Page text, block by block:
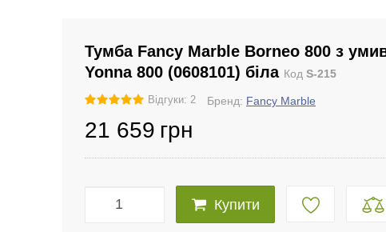
Тумба Fancy Marble Borneo 800 з
Yonna 800 (0608101) біла Код S-215
Відгуки: 2 Бренд: Fancy Marble
21 659 грн
Купити